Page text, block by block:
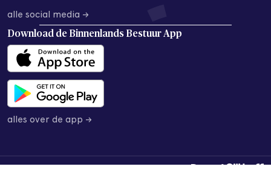
alle social media →
Download de Binnenlands Bestuur App
alles over de app →